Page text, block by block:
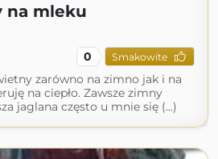
na mleku
0 Smakowite
zarówno na zimno jak i na
na ciepło. Zawsze zimny
jaglana często u mnie się (...)